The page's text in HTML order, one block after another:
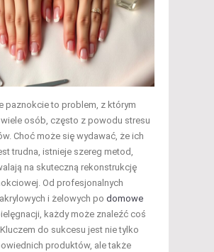
paznokcie to problem, z którym
osób, często z powodu stresu
Choć może się wydawać, że ich
trudna, istnieje szereg metod,
na skuteczną rekonstrukcję
Od profesjonalnych
i żelowych po domowe
każdy może znaleźć coś
do sukcesu jest nie tylko
produktów, ale także